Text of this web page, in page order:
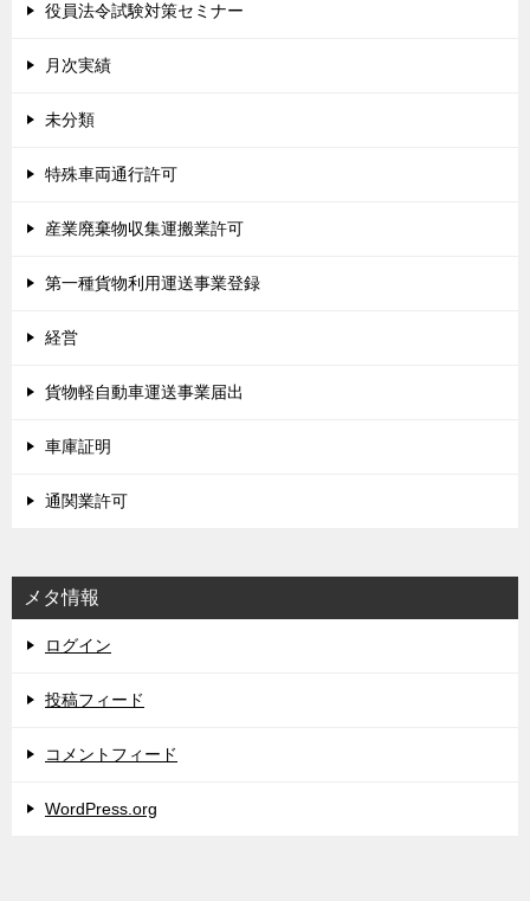
役員法令試験対策セミナー
月次実績
未分類
特殊車両通行許可
産業廃棄物収集運搬業許可
第一種貨物利用運送事業登録
経営
貨物軽自動車運送事業届出
車庫証明
通関業許可
メタ情報
ログイン
投稿フィード
コメントフィード
WordPress.org